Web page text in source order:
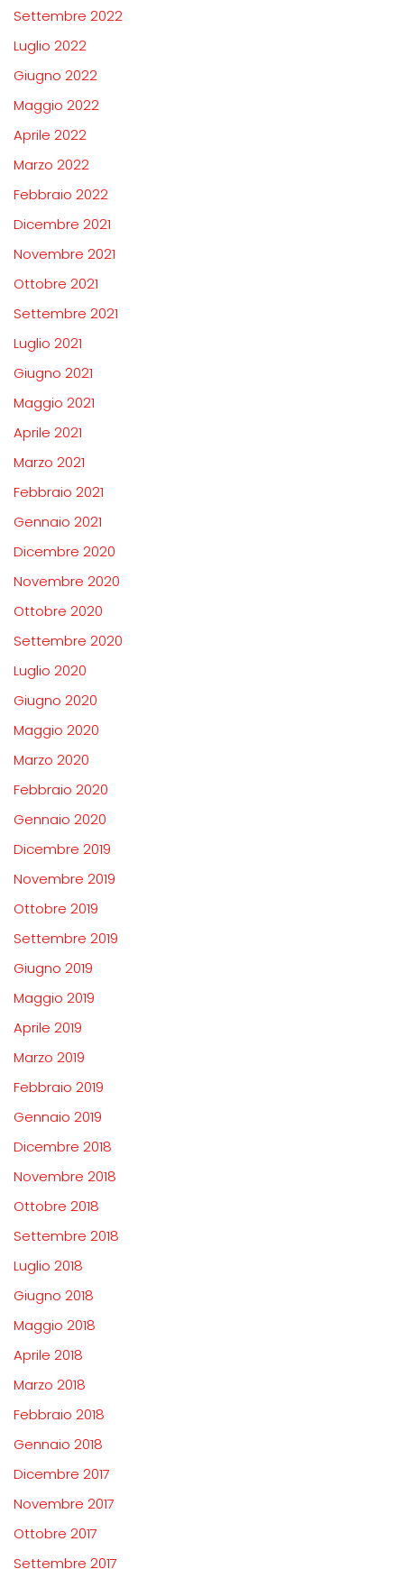
Settembre 2022
Luglio 2022
Giugno 2022
Maggio 2022
Aprile 2022
Marzo 2022
Febbraio 2022
Dicembre 2021
Novembre 2021
Ottobre 2021
Settembre 2021
Luglio 2021
Giugno 2021
Maggio 2021
Aprile 2021
Marzo 2021
Febbraio 2021
Gennaio 2021
Dicembre 2020
Novembre 2020
Ottobre 2020
Settembre 2020
Luglio 2020
Giugno 2020
Maggio 2020
Marzo 2020
Febbraio 2020
Gennaio 2020
Dicembre 2019
Novembre 2019
Ottobre 2019
Settembre 2019
Giugno 2019
Maggio 2019
Aprile 2019
Marzo 2019
Febbraio 2019
Gennaio 2019
Dicembre 2018
Novembre 2018
Ottobre 2018
Settembre 2018
Luglio 2018
Giugno 2018
Maggio 2018
Aprile 2018
Marzo 2018
Febbraio 2018
Gennaio 2018
Dicembre 2017
Novembre 2017
Ottobre 2017
Settembre 2017